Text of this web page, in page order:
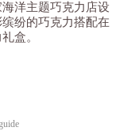
洋主题巧克力店设
纷的巧克力搭配在
盒。